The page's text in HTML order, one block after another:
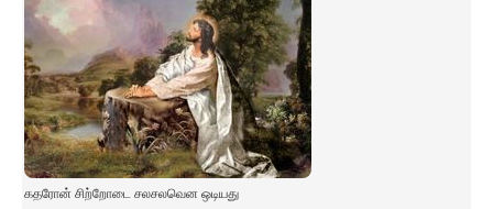
கதரோன் சிற்றோடை சலசலவென ஒடியது